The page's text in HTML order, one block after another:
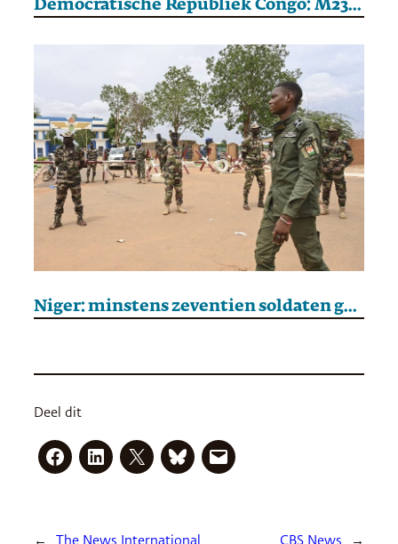
Democratische Republiek Congo: M23 rukt op in het oosten en is voorbij Goma
Niger: minstens zeventien soldaten gedood bij jihadistische aanval
Deel dit
← The News International CBS News →